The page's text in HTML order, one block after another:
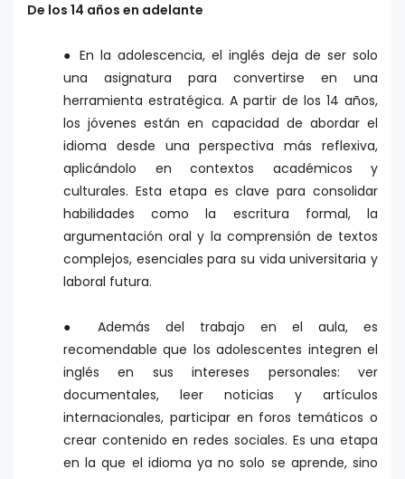
De los 14 años en adelante
● En la adolescencia, el inglés deja de ser solo
una asignatura para convertirse en una
herramienta estratégica. A partir de los 14 años,
los jóvenes están en capacidad de abordar el
idioma desde una perspectiva más reflexiva,
aplicándolo en contextos académicos y
culturales. Esta etapa es clave para consolidar
habilidades como la escritura formal, la
argumentación oral y la comprensión de textos
complejos, esenciales para su vida universitaria y
laboral futura.
● Además del trabajo en el aula, es
recomendable que los adolescentes integren el
inglés en sus intereses personales: ver
documentales, leer noticias y artículos
internacionales, participar en foros temáticos o
crear contenido en redes sociales. Es una etapa
en la que el idioma ya no solo se aprende, sino